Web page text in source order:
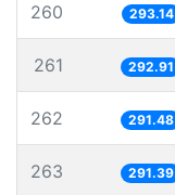
260 293.14
261 292.91
262 291.48
263 291.39